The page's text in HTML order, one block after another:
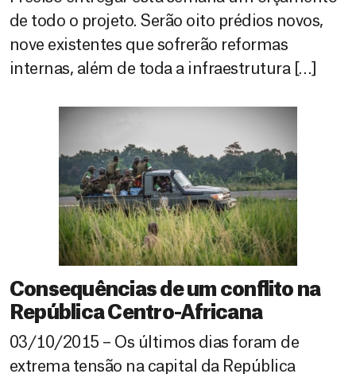
de todo o projeto. Serão oito prédios novos,
nove existentes que sofrerão reformas
internas, além de toda a infraestrutura […]
Consequências de um conflito na
República Centro-Africana
03/10/2015 – Os últimos dias foram de
extrema tensão na capital da República